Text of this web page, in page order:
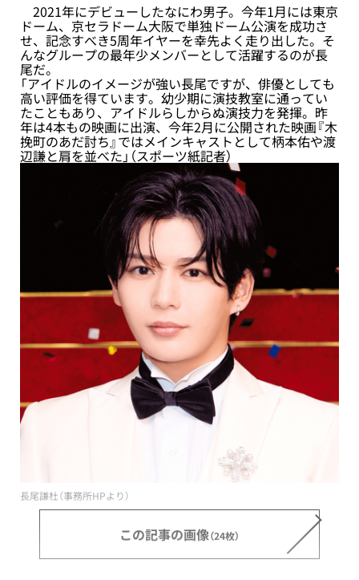
2021年にデビューしたなにわ男子。今年1月には東京
ドーム、京セラドーム大阪で単独ドーム公演を成功さ
せ、記念すべき5周年イヤーを幸先よく走り出した。そ
んなグループの最年少メンバーとして活躍するのが長
尾だ。
「アイドルのイメージが強い長尾ですが、俳優としても
高い評価を得ています。幼少期に演技教室に通ってい
たこともあり、アイドルらしからぬ演技力を発揮。昨
年は4本もの映画に出演、今年2月に公開された映画『木
挽町のあだ討ち』ではメインキャストとして柄本佑や渡
辺謙と肩を並べた」（スポーツ紙記者）
長尾謙杜（事務所HPより）
この記事の画像（24枚）